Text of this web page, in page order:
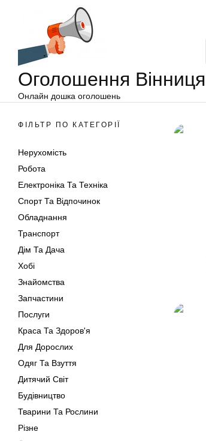
Оголошення Вінниця
Онлайн дошка оголошень
ФІЛЬТР ПО КАТЕГОРІЇ
Нерухомість
Робота
Електроніка Та Техніка
Спорт Та Відпочинок
Обладнання
Транспорт
Дім Та Дача
Хобі
Знайомства
Запчастини
Послуги
Краса Та Здоров'я
Для Дорослих
Одяг Та Взуття
Дитячий Світ
Будівництво
Тварини Та Рослини
Різне